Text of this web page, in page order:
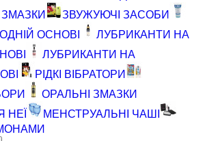
ЗВУЖУЮЧІ ЗАСОБИ
ОСНОВІ
ЛУБРИКАНТИ НА
ЛУБРИКАНТИ НА
РІДКІ ВІБРАТОРИ
ОРАЛЬНІ ЗМАЗКИ
НЕЇ
МЕНСТРУАЛЬНІ ЧАШІ